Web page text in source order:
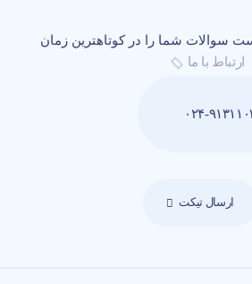
سوالات شما را در کوتاهترین زمان
ارتباط با ما
۹۱۳۱۱۰۳۱
ارسال تیکت